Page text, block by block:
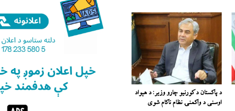
د پاکستان د کورنیو چارو وزیر: د هېواد
اوسنی د واکمنۍ نظام ناکام شوی